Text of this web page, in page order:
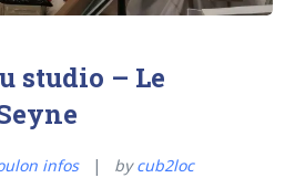
studio – Le
infos bycub2loc